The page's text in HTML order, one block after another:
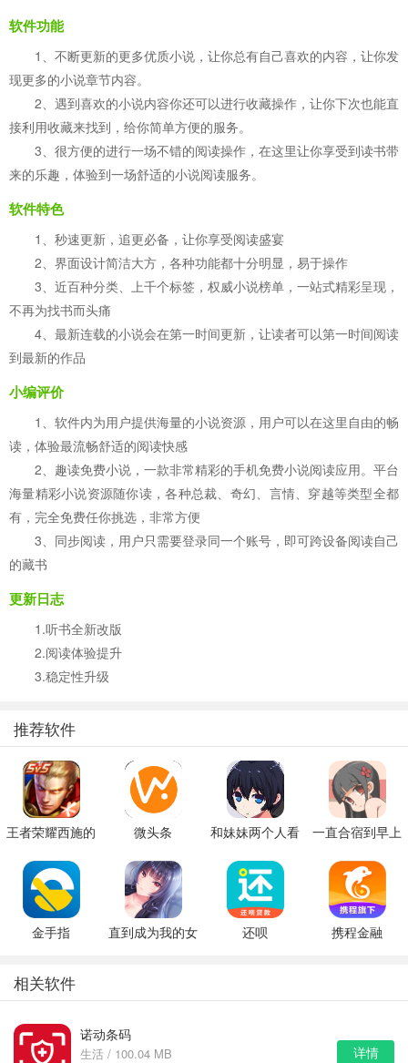
软件功能
1、不断更新的更多优质小说，让你总有自己喜欢的内容，让你发
现更多的小说章节内容。
2、遇到喜欢的小说内容你还可以进行收藏操作，让你下次也能直
接利用收藏来找到，给你简单方便的服务。
3、很方便的进行一场不错的阅读操作，在这里让你享受到读书带
来的乐趣，体验到一场舒适的小说阅读服务。
软件特色
1、秒速更新，追更必备，让你享受阅读盛宴
2、界面设计简洁大方，各种功能都十分明显，易于操作
3、近百种分类、上千个标签，权威小说榜单，一站式精彩呈现，
不再为找书而头痛
4、最新连载的小说会在第一时间更新，让读者可以第一时间阅读
到最新的作品
小编评价
1、软件内为用户提供海量的小说资源，用户可以在这里自由的畅
读，体验最流畅舒适的阅读快感
2、趣读免费小说，一款非常精彩的手机免费小说阅读应用。平台
海量精彩小说资源随你读，各种总裁、奇幻、言情、穿越等类型全都
有，完全免费任你挑选，非常方便
3、同步阅读，用户只需要登录同一个账号，即可跨设备阅读自己
的藏书
更新日志
1.听书全新改版
2.阅读体验提升
3.稳定性升级
推荐软件
王者荣耀西施的
微头条
和妹妹两个人看
一直合宿到早上
金手指
直到成为我的女
还呗 携程金融
相关软件
诺动条码
生活 / 100.04 MB 详情